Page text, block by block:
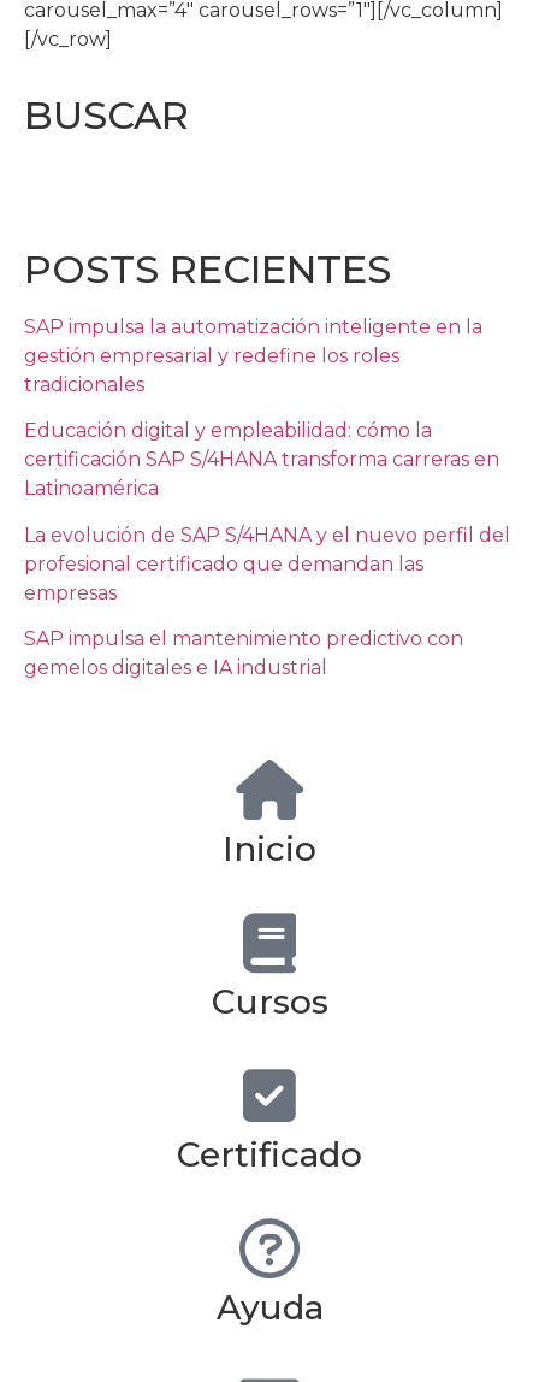
carousel_max=”4″ carousel_rows=”1″][/vc_column]
[/vc_row]
BUSCAR
POSTS RECIENTES
SAP impulsa la automatización inteligente en la
gestión empresarial y redefine los roles
tradicionales
Educación digital y empleabilidad: cómo la
certificación SAP S/4HANA transforma carreras en
Latinoamérica
La evolución de SAP S/4HANA y el nuevo perfil del
profesional certificado que demandan las
empresas
SAP impulsa el mantenimiento predictivo con
gemelos digitales e IA industrial
Inicio
Cursos
Certificado
Ayuda